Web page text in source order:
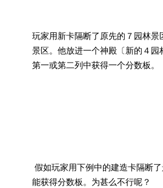
玩家用新卡隔断了原先的７园林
景区。他放进一个神殿〔新的４
第一或第二列中获得一个分数板。
假如玩家用下例中的建造卡隔断
能获得分数板。为甚么不行呢？